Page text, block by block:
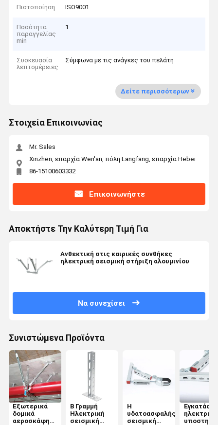
Πιστοποίηση ISO9001
Ποσότητα
παραγγελίας
min
1
Συσκευασία
λεπτομέρειες
Σύμφωνα με τις ανάγκες του πελάτη
Δείτε περισσότερων
Στοιχεία Επικοινωνίας
Mr. Sales
Xinzhen, επαρχία Wen'an, πόλη Langfang, επαρχία Hebei
86-15100603332
Επικοινωνήστε
Αποκτήστε Την Καλύτερη Τιμή Για
Ανθεκτική στις καιρικές συνθήκες
ηλεκτρική σεισμική στήριξη αλουμινίου
Να συνεχίσει
Συνιστώμενα Προϊόντα
Εξωτερικά
δομικά
αεροσκάφη
Β Γραμμή
Ηλεκτρική
σεισμική
Η
υδατοασφαλής
σεισμική